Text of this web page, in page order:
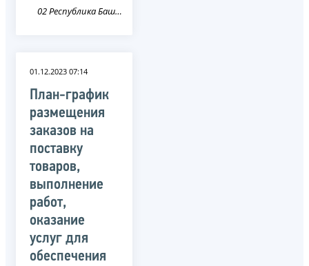
02 Республика Башкортостан
01.12.2023 07:14
План-график
размещения
заказов на
поставку
товаров,
выполнение
работ,
оказание
услуг для
обеспечения